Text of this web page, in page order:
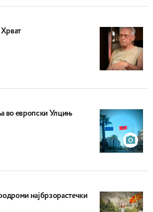
во европски Улцињ
најбрзорастечки